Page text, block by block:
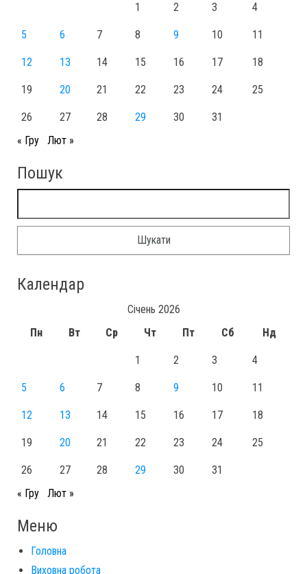
1 2 3 4
5 6 7 8 9 10 11
12 13 14 15 16 17 18
19 20 21 22 23 24 25
26 27 28 29 30
31
« Гру
Лют »
Пошук
Календар
Січень 2026
Пн
Вт Ср Чт Пт Сб Нд
1 2 3 4
5 6 7 8 9 10 11
12 13 14 15 16 17 18
19 20 21 22 23 24 25
26 27 28 29 30
31
« Гру
Лют »
Меню
Головна
Виховна робота